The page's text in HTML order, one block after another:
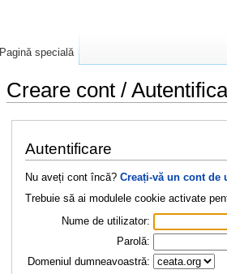
Creare cont /
Autentificare
Nu aveți cont încă? Creați-vă un cont de
Trebuie să ai modulele cookie activate
Nume de utilizator:
Parolă:
Domeniul dumneavoastră:
Pagină specială